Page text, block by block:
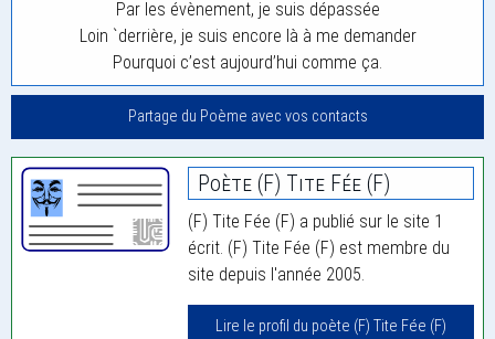
Par les évènement, je suis dépassée
Loin `derrière, je suis encore là à me demander
Pourquoi c’est aujourd’hui comme ça.
Partage du Poème avec vos contacts
Poète (F) Tite Fée (F)
(F) Tite Fée (F) a publié sur le site 1
écrit. (F) Tite Fée (F) est membre du
site depuis l'année 2005.
Lire le profil du poète (F) Tite Fée (F)